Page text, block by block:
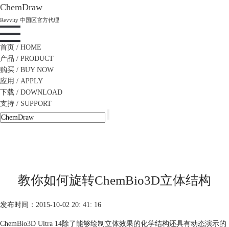
ChemDraw
Revvity 中国区官方代理
首页 / HOME
产品 / PRODUCT
购买 / BUY NOW
应用 / APPLY
下载 / DOWNLOAD
支持 / SUPPORT
教你如何旋转ChemBio3D立体结构
发布时间：2015-10-02 20: 41: 16
ChemBio3D Ultra 14除了能够绘制立体效果的化学结构还具有动态演示的